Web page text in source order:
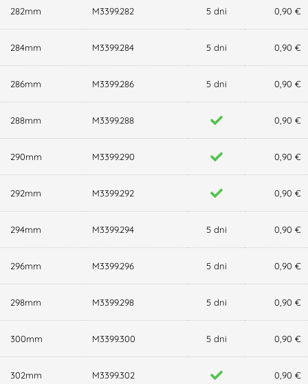
282mm M3399.282 5 dni 0,90 €
284mm M3399.284 5 dni 0,90 €
286mm M3399.286 5 dni 0,90 €
288mm M3399.288 0,90 €
290mm M3399.290 0,90 €
292mm M3399.292 0,90 €
294mm M3399.294 5 dni 0,90 €
296mm M3399.296 5 dni 0,90 €
298mm M3399.298 5 dni 0,90 €
300mm M3399.300 5 dni 0,90 €
302mm M3399.302 0,90 €